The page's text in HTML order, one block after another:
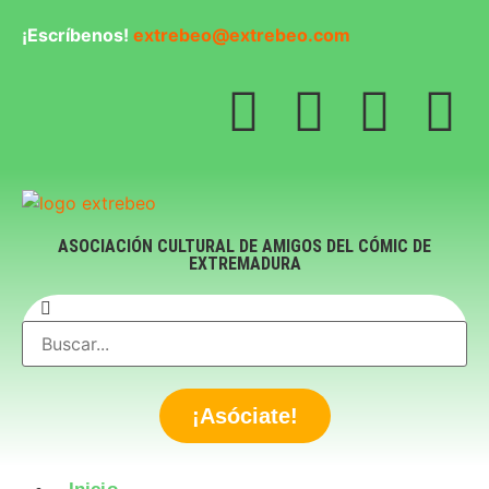
¡Escríbenos! extrebeo@extrebeo.com
ASOCIACIÓN CULTURAL DE AMIGOS DEL CÓMIC DE
EXTREMADURA
¡Asóciate!